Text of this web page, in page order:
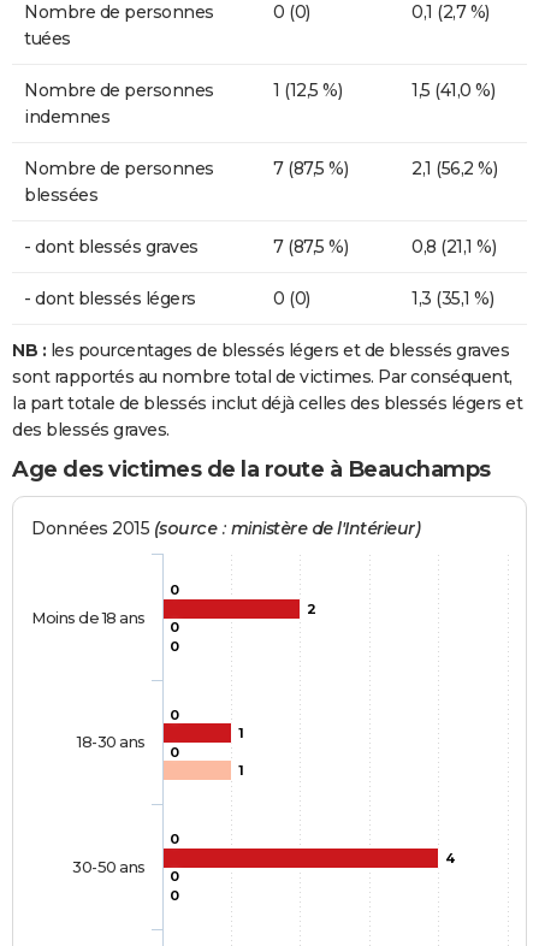
Nombre de personnes
tuées
0 (0) 0,1 (2,7 %)
Nombre de personnes
indemnes
1 (12,5 %) 1,5 (41,0 %)
Nombre de personnes
blessées
7 (87,5 %) 2,1 (56,2 %)
- dont blessés graves 7 (87,5 %) 0,8 (21,1 %)
- dont blessés légers 0 (0) 1,3 (35,1 %)
NB : les pourcentages de blessés légers et de blessés graves
sont rapportés au nombre total de victimes. Par conséquent,
la part totale de blessés inclut déjà celles des blessés légers et
des blessés graves.
Age des victimes de la route à Beauchamps
Données 2015 (source : ministère de l'Intérieur)
0
0
0
2
1
4
0
0
0
0
1
0
Moins de 18 ans
18-30 ans
30-50 ans